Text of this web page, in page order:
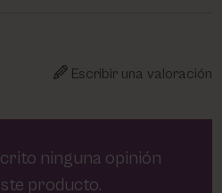
Escribir una valoración
ninguna opinión
producto.